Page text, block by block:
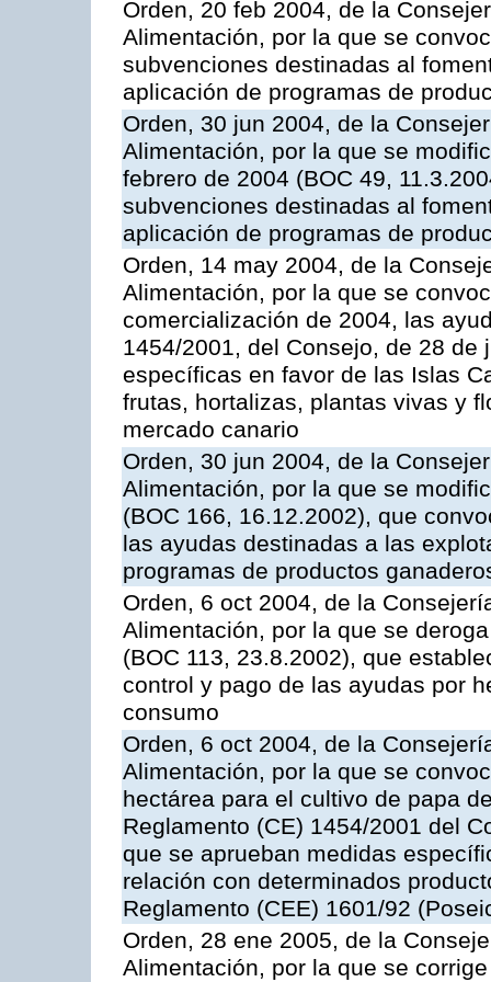
Orden, 20 feb 2004, de la
Alimentación, por la que se
subvenciones destinadas al
aplicación de programas de
Orden, 30 jun 2004, de la
Alimentación, por la que se
febrero de 2004 (BOC 49,
subvenciones destinadas al
aplicación de programas de
Orden, 14 may 2004, de la
Alimentación, por la que se
comercialización de 2004, las
1454/2001, del Consejo, de 28 de
específicas en favor de las Islas
frutas, hortalizas, plantas vivas y
mercado canario
Orden, 30 jun 2004, de la
Alimentación, por la que se
(BOC 166, 16.12.2002), que
las ayudas destinadas a las
programas de productos
Orden, 6 oct 2004, de la
Alimentación, por la que se
(BOC 113, 23.8.2002), que
control y pago de las ayudas por
consumo
Orden, 6 oct 2004, de la
Alimentación, por la que se
hectárea para el cultivo de papa
Reglamento (CE) 1454/2001 del
que se aprueban medidas
relación con determinados
Reglamento (CEE) 1601/92
Orden, 28 ene 2005, de la
Alimentación, por la que se